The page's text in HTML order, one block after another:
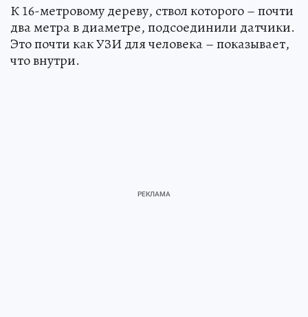
К 16-метровому дереву, ствол которого – почти
два метра в диаметре, подсоединили датчики.
Это почти как УЗИ для человека – показывает,
что внутри.